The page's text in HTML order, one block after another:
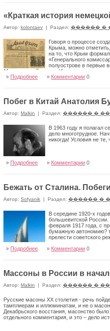
«Краткая история
Автор: kolontaev | Раздел: ������ �
Говоря о процессе
Крыма, можно
на то, что Крым
«Генерального
полуострове в первые
11 – немецкой армии. И, потому
непосредственно представители этого
» Подробнее » Комментарии 0
Побег в Китай Анатолия
Автор: Malkin | Раздел: ������ �
В 1963 году я полагал
дело многотрудное.
никогда! Условия не
» Подробнее » Комментарии 0
Бежать от Сталина.
Автор: Sofyanik | Раздел: ������ �
В середине 1920-х
большевитской
февраля 1917 года, с
бумажную автономию?
прелести советского
» Подробнее » Комментарии 0
Массоны в России в
Автор: Malkin | Раздел: ������ �
Русские масоны XX столетия - речь
тамплиерам и иллюминатам, и не о
Декабрьского восстания, масонство
отдельного комментария, и это – дело